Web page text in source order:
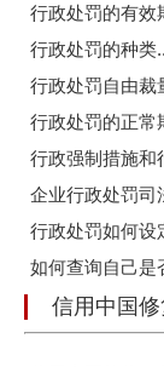
行政处罚的有效
行政处罚的种类
行政处罚自由裁
行政处罚的正常
行政强制措施和
企业行政处罚司
行政处罚如何设
如何查询自己是
信用中国修